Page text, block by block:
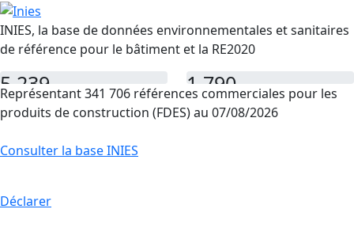
INIES, la base de données environnementales et sanitaires
de référence pour le bâtiment et la RE2020
5 239
FDES
1 790
PEP
Représentant 341 706 références commerciales pour les
produits de construction (FDES) au 07/08/2026
Consulter la base INIES
Déclarer